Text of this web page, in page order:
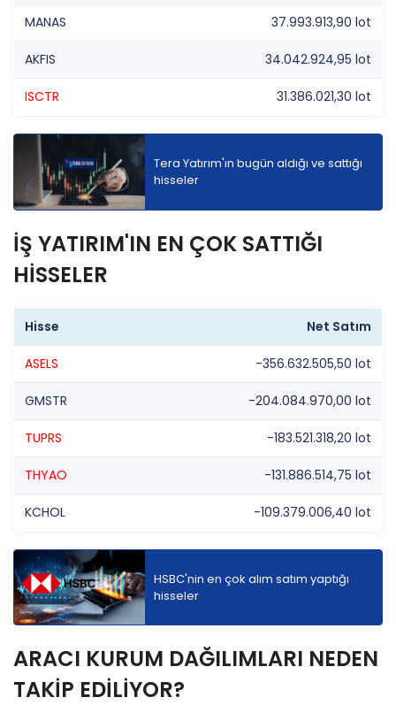
MANAS 37.993.913,90 lot
AKFIS 34.042.924,95 lot
ISCTR 31.386.021,30 lot
Tera Yatırım'ın bugün aldığı ve sattığı
hisseler
İŞ YATIRIM'IN EN ÇOK SATTIĞI
HİSSELER
Hisse Net Satım
ASELS -356.632.505,50 lot
GMSTR -204.084.970,00 lot
TUPRS -183.521.318,20 lot
THYAO -131.886.514,75 lot
KCHOL -109.379.006,40 lot
HSBC'nin en çok alım satım yaptığı
hisseler
ARACI KURUM DAĞILIMLARI NEDEN
TAKİP EDİLİYOR?